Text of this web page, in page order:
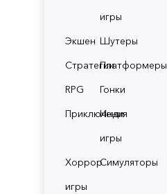
игры
Экшен Шутеры
СтратегииПлатформеры
RPG
Гонки
Приключения
Инди
игры
Хоррор
игры
Симуляторы